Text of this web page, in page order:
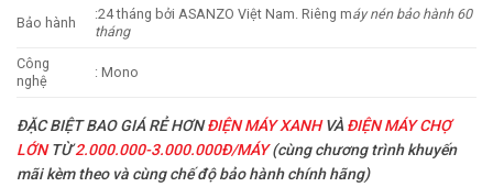
Bảo hành
:24 tháng bởi ASANZO Việt Nam. Riêng máy nén bảo hành 60
tháng
Công
nghệ
: Mono
ĐẶC BIỆT BAO GIÁ RẺ HƠNĐIỆN MÁY XANHVÀ ĐIỆN MÁY CHỢ
LỚNTỪ2.000.000-3.000.000Đ/MÁY(cùng chương trình khuyến
mãi kèm theo và cùng chế độ bảo hành chính hãng)